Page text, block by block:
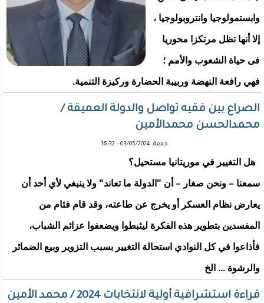
وابستمولوجيا وانتروبولوجيا ،
إلا أنها تظل مرتكزا محوريا
فى حياة الشعوب والأمم ؛
فهي رافعة النهضة وربيبة الحضارة وركيزة التنمية.
الصراع بين فقيه تواصل والدولة العميقة /
محمدالحسن محمدالأمين
جمعة, 03/05/2024 - 16:32
هل التغيير في موريتانيا مستحيل؟
سمعنا – ونحن صغار – أن "الدولة ما تعاند" ولا ينبغي لأي أحد أن
يعارض نظام العسكر أو يخرج عن طاعته، وقد قام فئام من
المفسدين بتطوير هذه الفكرة ليثبطوا ويضعفوا عزائم الشباب،
فأذاعوا في كل النوادي استحالة التغيير بسبب التزوير وبيع الضمائر
والرشوة ... الخ
قراءة استشرافية أولية لانتخابات 2024 / محمد الأمين